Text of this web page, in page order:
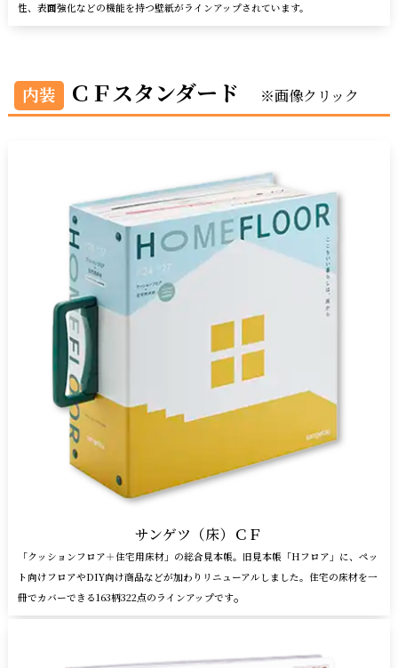
性、表面強化などの機能を持つ壁紙がラインアップされています。
内装 ＣＦスタンダード ※画像クリック
サンゲツ（床）ＣＦ
「クッションフロア＋住宅用床材」の総合見本帳。旧見本帳「Hフロア」に、ペッ
ト向けフロアやDIY向け商品などが加わりリニューアルしました。住宅の床材を⼀
冊でカバーできる163柄322点のラインアップです。